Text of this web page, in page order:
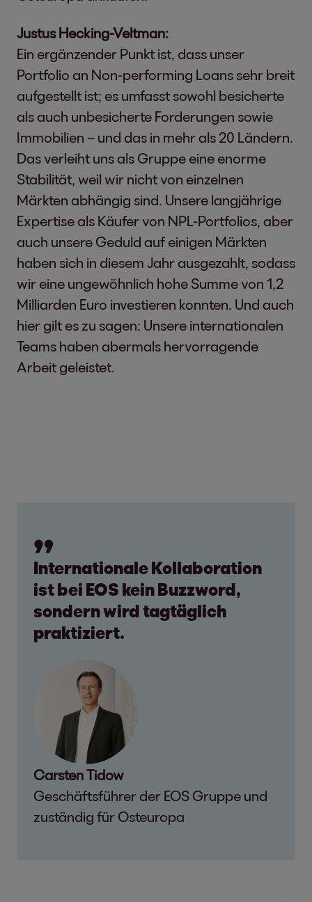
Justus Hecking-Veltman:
Ein ergänzender Punkt ist, dass unser
Portfolio an Non-performing Loans sehr breit
aufgestellt ist; es umfasst sowohl besicherte
als auch unbesicherte Forderungen sowie
Immobilien – und das in mehr als 20 Ländern.
Das verleiht uns als Gruppe eine enorme
Stabilität, weil wir nicht von einzelnen
Märkten abhängig sind. Unsere langjährige
Expertise als Käufer von NPL-Portfolios, aber
auch unsere Geduld auf einigen Märkten
haben sich in diesem Jahr ausgezahlt, sodass
wir eine ungewöhnlich hohe Summe von 1,2
Milliarden Euro investieren konnten. Und auch
hier gilt es zu sagen: Unsere internationalen
Teams haben abermals hervorragende
Arbeit geleistet.
Internationale Kollaboration
ist bei EOS kein Buzzword,
sondern wird tagtäglich
praktiziert.
Carsten Tidow
Geschäftsführer der EOS Gruppe und
zuständig für Osteuropa